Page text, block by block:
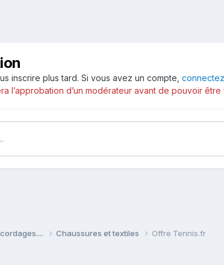
inscrire plus tard. Si vous avez un compte,
l’approbation d’un modérateur avant de pouvoir être
Chaussures et textiles Offre Tennis.fr